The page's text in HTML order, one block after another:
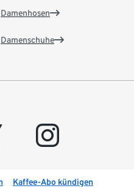
Damenhosen
Damenschuhe
instagram
Kaffee-Abo kündigen